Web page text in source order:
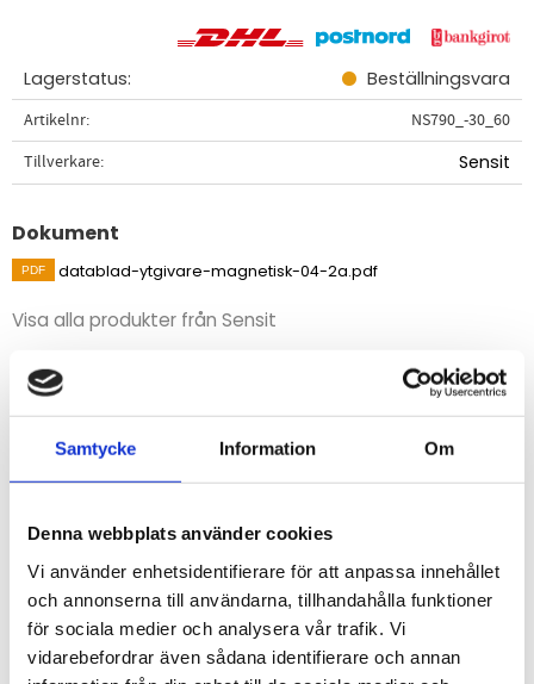
Samtycke Information Om
Denna webbplats använder cookies
Vi använder enhetsidentifierare för att anpassa innehållet
och annonserna till användarna, tillhandahålla funktioner
för sociala medier och analysera vår trafik. Vi
vidarebefordrar även sådana identifierare och annan
Lagerstatus Beställningsvara
Artikelnr
NS790_-30_60
Tillverkare
Sensit
Dokument
datablad-ytgivare-magnetisk-04-2a.pdf
Visa alla produkter från Sensit
Beskrivning
Temperaturgivare för mätning av yttemperatur på
STÄLL EN FRÅGA OM PRODUKTEN
Specifikationer